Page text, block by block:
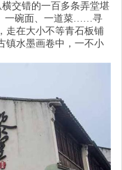
交错的一百多条弄堂堪
一碗面、一道菜……寻
走在大小不等青石板铺
镇水墨画卷中，一不小